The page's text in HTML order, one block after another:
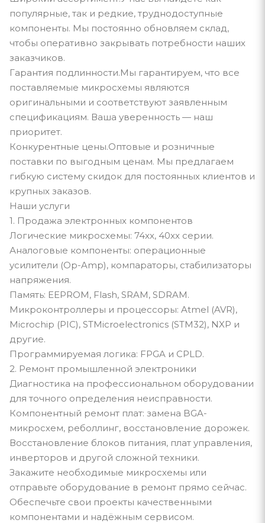
популярные, так и редкие, труднодоступные
компоненты. Мы постоянно обновляем склад,
чтобы оперативно закрывать потребности наших
заказчиков.
Гарантия подлинности.Мы гарантируем, что все
поставляемые микросхемы являются
оригинальными и соответствуют заявленным
спецификациям. Ваша уверенность — наш
приоритет.
Конкурентные цены.Оптовые и розничные
поставки по выгодным ценам. Мы предлагаем
гибкую систему скидок для постоянных клиентов и
крупных заказов.
Наши услуги
1. Продажа электронных компонентов
Логические микросхемы: 74xx, 40xx серии.
Аналоговые компоненты: операционные
усилители (Op-Amp), компараторы, стабилизаторы
напряжения.
Память: EEPROM, Flash, SRAM, SDRAM.
Микроконтроллеры и процессоры: Atmel (AVR),
Microchip (PIC), STMicroelectronics (STM32), NXP и
другие.
Программируемая логика: FPGA и CPLD.
2. Ремонт промышленной электроники
Диагностика на профессиональном оборудовании
для точного определения неисправности.
Компонентный ремонт плат: замена BGA-
микросхем, реболлинг, восстановление дорожек.
Восстановление блоков питания, плат управления,
инверторов и другой сложной техники.
Закажите необходимые микросхемы или
отправьте оборудование в ремонт прямо сейчас.
Обеспечьте свои проекты качественными
компонентами и надёжным сервисом.